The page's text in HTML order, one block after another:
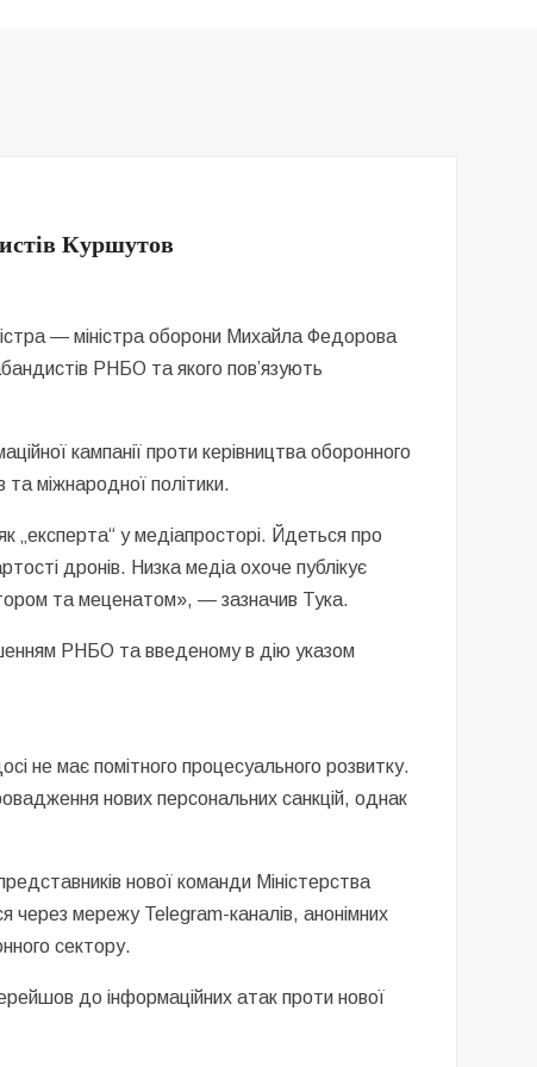
Куршутов
— міністра оборони Михайла Федорова
РНБО та якого пов’язують
кампанії проти керівництва оборонного
міжнародної політики.
„експерта“ у медіапросторі. Йдеться про
дронів. Низка медіа охоче публікує
та меценатом», — зазначив Тука.
РНБО та введеному в дію указом
не має помітного процесуального розвитку.
нових персональних санкцій, однак
нової команди Міністерства
через мережу Telegram-каналів, анонімних
сектору.
до інформаційних атак проти нової